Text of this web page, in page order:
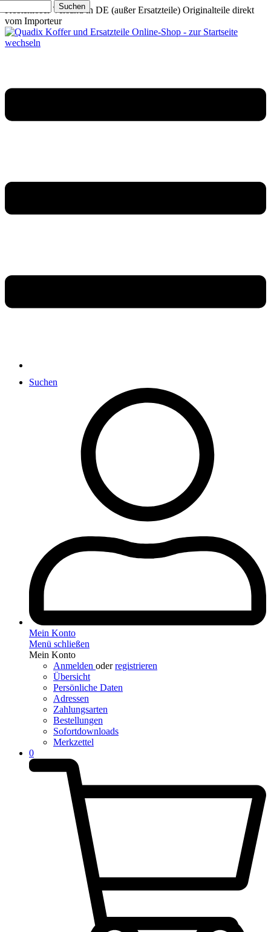
Kostenloser Versand in DE (außer Ersatzteile) Originalteile direkt
vom Importeur
Suchen
Suchen
Mein Konto
Menü schließen
Mein Konto
Anmelden oderregistrieren
Übersicht
Persönliche Daten
Adressen
Zahlungsarten
Bestellungen
Sofortdownloads
Merkzettel
0